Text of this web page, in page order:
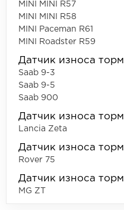
MINI MINI R57
MINI MINI R58
MINI Paceman R61
MINI Roadster R59
Датчик износа
Saab 9-3
Saab 9-5
Saab 900
Датчик износа
Lancia Zeta
Датчик износа
Rover 75
Датчик износа
MG ZT